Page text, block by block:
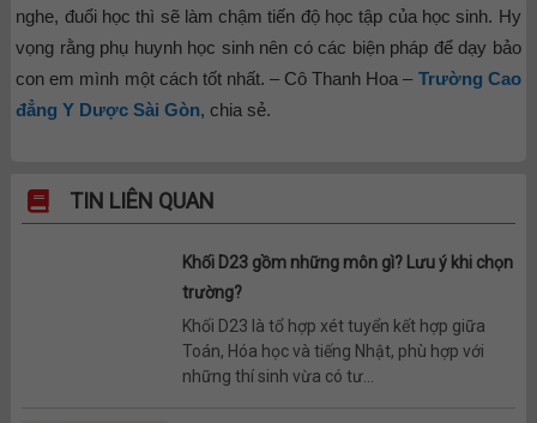
nghe, đuổi học thì sẽ làm chậm tiến độ học tập của học sinh. Hy
vọng rằng phụ huynh học sinh nên có các biện pháp để dạy bảo
con em mình một cách tốt nhất. – Cô Thanh Hoa – Trường Cao
đẳng Y Dược Sài Gòn, chia sẻ.
TIN LIÊN QUAN
Khối D23 gồm những môn gì? Lưu ý khi chọn
trường?
Khối D23 là tổ hợp xét tuyển kết hợp giữa
Toán, Hóa học và tiếng Nhật, phù hợp với
những thí sinh vừa có tư...